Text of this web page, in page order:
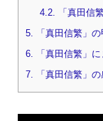
4.2. 「真田信
5. 「真田信繁」
6. 「真田信繁」
7. 「真田信繁」